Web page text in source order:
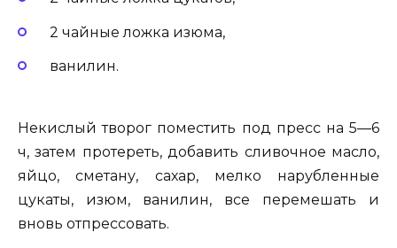
2 чайные ложка изюма,
ванилин.
Некислый творог поместить под пресс на 5—6
ч, затем протереть, добавить сливочное масло,
яйцо, сметану, сахар, мелко нарубленные
цукаты, изюм, ванилин, все перемешать и
вновь отпрессовать.